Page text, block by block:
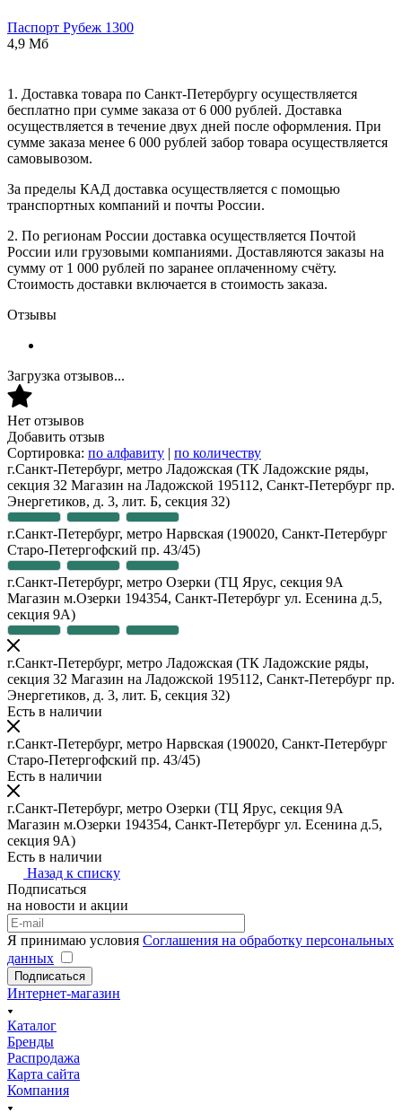
Паспорт Рубеж 1300
4,9 Мб
1. Доставка товара по Санкт-Петербургу осуществляется
бесплатно при сумме заказа от 6 000 рублей. Доставка
осуществляется в течение двух дней после оформления. При
сумме заказа менее 6 000 рублей забор товара осуществляется
самовывозом.
За пределы КАД доставка осуществляется с помощью
транспортных компаний и почты России.
2. По регионам России доставка осуществляется Почтой
России или грузовыми компаниями. Доставляются заказы на
сумму от 1 000 рублей по заранее оплаченному счёту.
Стоимость доставки включается в стоимость заказа.
Отзывы
Загрузка отзывов...
Нет отзывов
Добавить отзыв
Сортировка: по алфавиту | по количеству
г.Санкт-Петербург, метро Ладожская (ТК Ладожские ряды,
секция 32 Магазин на Ладожской 195112, Санкт-Петербург пр.
Энергетиков, д. 3, лит. Б, секция 32)
г.Санкт-Петербург, метро Нарвская (190020, Санкт-Петербург
Старо-Петергофский пр. 43/45)
г.Санкт-Петербург, метро Озерки (ТЦ Ярус, секция 9А
Магазин м.Озерки 194354, Санкт-Петербург ул. Есенина д.5,
секция 9А)
г.Санкт-Петербург, метро Ладожская (ТК Ладожские ряды,
секция 32 Магазин на Ладожской 195112, Санкт-Петербург пр.
Энергетиков, д. 3, лит. Б, секция 32)
Есть в наличии
г.Санкт-Петербург, метро Нарвская (190020, Санкт-Петербург
Старо-Петергофский пр. 43/45)
Есть в наличии
г.Санкт-Петербург, метро Озерки (ТЦ Ярус, секция 9А
Магазин м.Озерки 194354, Санкт-Петербург ул. Есенина д.5,
секция 9А)
Есть в наличии
Назад к списку
Подписаться
на новости и акции
Я принимаю условия Соглашения на обработку персональных
данных
Подписаться
Интернет-магазин
Каталог
Бренды
Распродажа
Карта сайта
Компания